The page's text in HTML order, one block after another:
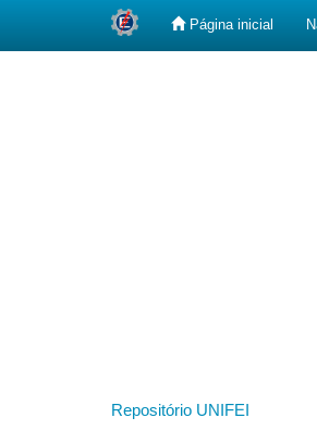
Página inicial
Repositório UNIFEI